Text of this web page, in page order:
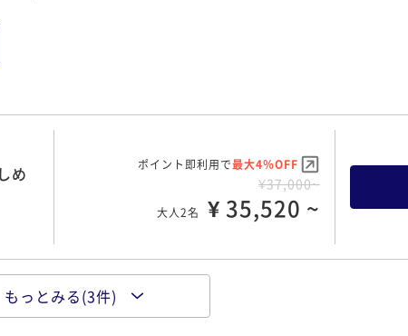
め
ポイント即利用で最大4％OFF
¥37,000~
大人2名 ¥ 35,520 ~
彩
もっとみる(3件)